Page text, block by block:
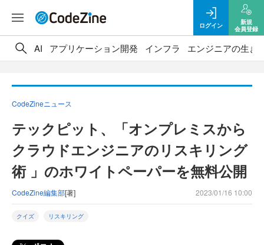
ログイン
新規
会員登録
AI アプリケーション開発 インフラ エンジニアの生き
CodeZineニュース
テックピット、「オンプレミスから
クラウドエンジニアのリスキリング
術 」のホワイトペーパーを無料公開
CodeZine編集部[著] 2023/01/16 10:00
クイズ リスキリング